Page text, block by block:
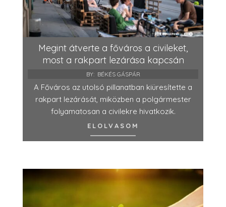
Megint átverte a főváros a civileket,
most a rakpart lezárása kapcsán
BY: BÉKÉS GÁSPÁR
A Főváros az utolsó pillanatban kiüresítette a
rakpart lezárását, miközben a polgármester
folyamatosan a civilekre hivatkozik.
ELOLVASOM